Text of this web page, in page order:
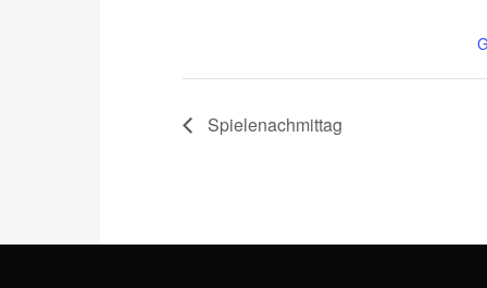
Spielenachmittag